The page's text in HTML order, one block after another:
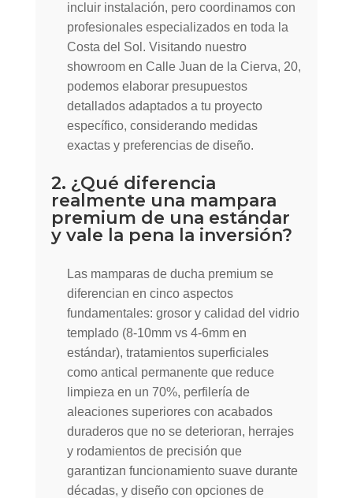
incluir instalación, pero coordinamos con
profesionales especializados en toda la
Costa del Sol. Visitando nuestro
showroom en Calle Juan de la Cierva, 20,
podemos elaborar presupuestos
detallados adaptados a tu proyecto
específico, considerando medidas
exactas y preferencias de diseño.
2. ¿Qué diferencia
realmente una mampara
premium de una estándar
y vale la pena la inversión?
Las mamparas de ducha premium se
diferencian en cinco aspectos
fundamentales: grosor y calidad del vidrio
templado (8-10mm vs 4-6mm en
estándar), tratamientos superficiales
como antical permanente que reduce
limpieza en un 70%, perfilería de
aleaciones superiores con acabados
duraderos que no se deterioran, herrajes
y rodamientos de precisión que
garantizan funcionamiento suave durante
décadas, y diseño con opciones de